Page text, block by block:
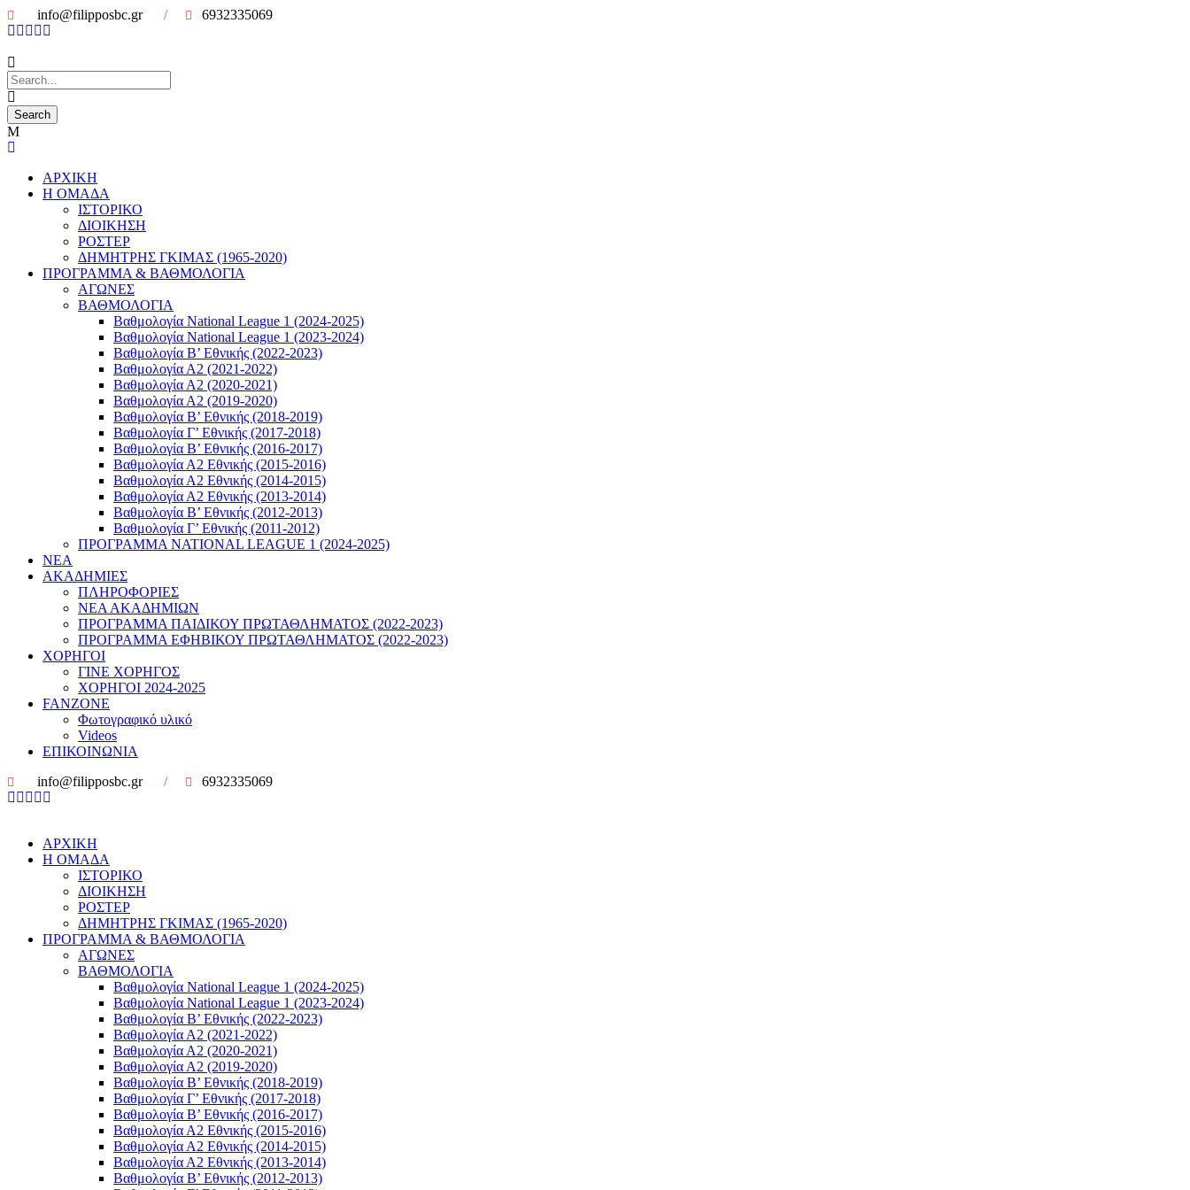
info@filipposbc.gr / 6932335069
ΑΡΧΙΚΗ
Η ΟΜΑΔΑ
ΙΣΤΟΡΙΚΟ
ΔΙΟΙΚΗΣΗ
ΡΟΣΤΕΡ
ΔΗΜΗΤΡΗΣ ΓΚΙΜΑΣ (1965-2020)
ΠΡΟΓΡΑΜΜΑ & ΒΑΘΜΟΛΟΓΙΑ
ΑΓΩΝΕΣ
ΒΑΘΜΟΛΟΓΙΑ
Βαθμολογία National League 1 (2024-2025)
Βαθμολογία National League 1 (2023-2024)
Βαθμολογία Β’ Εθνικής (2022-2023)
Βαθμολογία Α2 (2021-2022)
Βαθμολογία Α2 (2020-2021)
Βαθμολογία Α2 (2019-2020)
Βαθμολογία B’ Εθνικής (2018-2019)
Βαθμολογία Γ’ Εθνικής (2017-2018)
Βαθμολογία Β’ Εθνικής (2016-2017)
Βαθμολογία Α2 Εθνικής (2015-2016)
Βαθμολογία Α2 Εθνικής (2014-2015)
Βαθμολογία Α2 Εθνικής (2013-2014)
Βαθμολογία Β’ Εθνικής (2012-2013)
Βαθμολογία Γ’ Εθνικής (2011-2012)
ΠΡΟΓΡΑΜΜΑ NATIONAL LEAGUE 1 (2024-2025)
ΝΕΑ
ΑΚΑΔΗΜΙΕΣ
ΠΛΗΡΟΦΟΡΙΕΣ
ΝΕΑ ΑΚΑΔΗΜΙΩΝ
ΠΡΟΓΡΑΜΜΑ ΠΑΙΔΙΚΟΥ ΠΡΩΤΑΘΛΗΜΑΤΟΣ (2022-2023)
ΠΡΟΓΡΑΜΜΑ ΕΦΗΒΙΚΟΥ ΠΡΩΤΑΘΛΗΜΑΤΟΣ (2022-2023)
ΧΟΡΗΓΟΙ
ΓΙΝΕ ΧΟΡΗΓΟΣ
ΧΟΡΗΓΟΙ 2024-2025
FANZONE
Φωτογραφικό υλικό
Videos
ΕΠΙΚΟΙΝΩΝΙΑ
info@filipposbc.gr
/ 6932335069
ΑΡΧΙΚΗ
Η ΟΜΑΔΑ
ΙΣΤΟΡΙΚΟ
ΔΙΟΙΚΗΣΗ
ΡΟΣΤΕΡ
ΔΗΜΗΤΡΗΣ ΓΚΙΜΑΣ (1965-2020)
ΠΡΟΓΡΑΜΜΑ & ΒΑΘΜΟΛΟΓΙΑ
ΑΓΩΝΕΣ
ΒΑΘΜΟΛΟΓΙΑ
Βαθμολογία National League 1 (2024-2025)
Βαθμολογία National League 1 (2023-2024)
Βαθμολογία Β’ Εθνικής (2022-2023)
Βαθμολογία Α2 (2021-2022)
Βαθμολογία Α2 (2020-2021)
Βαθμολογία Α2 (2019-2020)
Βαθμολογία B’ Εθνικής (2018-2019)
Βαθμολογία Γ’ Εθνικής (2017-2018)
Βαθμολογία Β’ Εθνικής (2016-2017)
Βαθμολογία Α2 Εθνικής (2015-2016)
Βαθμολογία Α2 Εθνικής (2014-2015)
Βαθμολογία Α2 Εθνικής (2013-2014)
Βαθμολογία Β’ Εθνικής (2012-2013)